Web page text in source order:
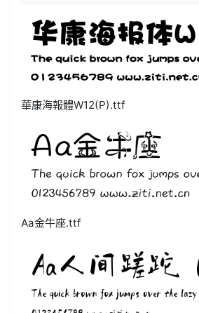
華康海報體W12(P).ttf
Aa金牛座.ttf